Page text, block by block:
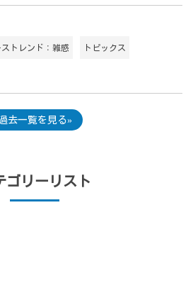
ストレンド：雑感 トピックス
去一覧を見る
ゴリーリスト